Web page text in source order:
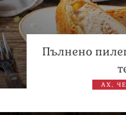
Пълнено
АХ,